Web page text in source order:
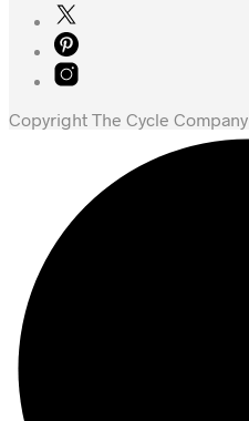
Copyright The Cycle Company